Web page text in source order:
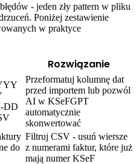
- jeden zły pattern w pliku
Poniżej zestawienie
w praktyce
Rozwiązanie
DD
Przeformatuj kolumnę dat
przed importem lub pozwól
AI w KSeFGPT
automatycznie
skonwertować
do
Filtruj CSV - usuń wiersze
z numerami faktur, które już
mają numer KSeF